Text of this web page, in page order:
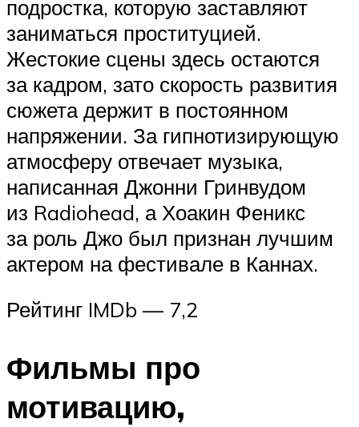
подростка, которую заставляют
заниматься проституцией.
Жестокие сцены здесь остаются
за кадром, зато скорость развития
сюжета держит в постоянном
напряжении. За гипнотизирующую
атмосферу отвечает музыка,
написанная Джонни Гринвудом
из Radiohead, а Хоакин Феникс
за роль Джо был признан лучшим
актером на фестивале в Каннах.
Рейтинг IMDb — 7,2
Фильмы про
мотивацию,